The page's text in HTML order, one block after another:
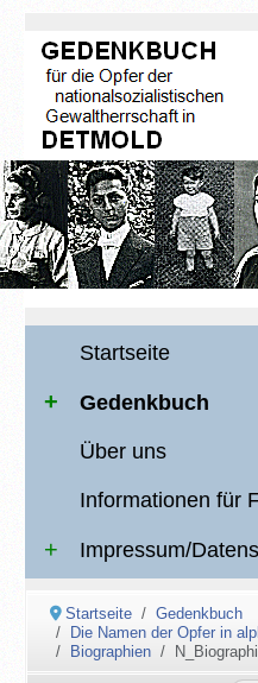
Startseite
Gedenkbuch
Über uns
Informationen für
Impressum/
Startseite
Gedenkbuch
Die Namen der Opfer in
Biographien